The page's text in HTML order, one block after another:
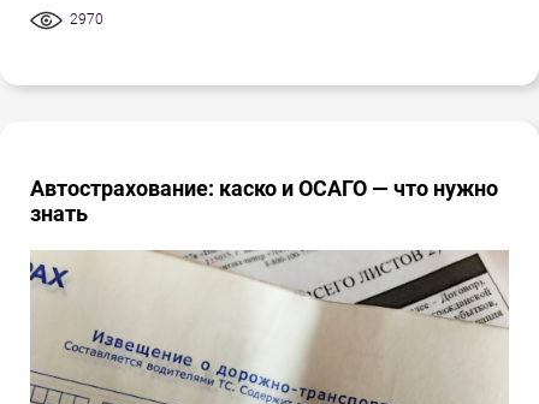
2970
Автострахование: каско и ОСАГО — что нужно
знать